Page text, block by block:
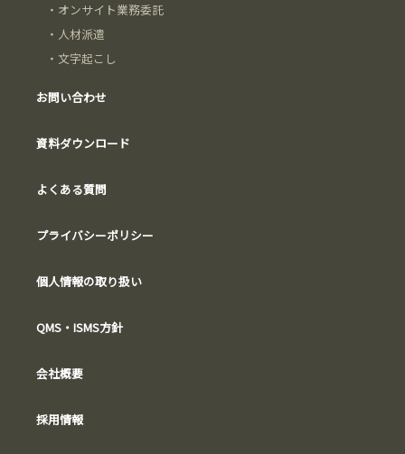
・ オンサイト業務委託
・ 人材派遣
・ 文字起こし
お問い合わせ
資料ダウンロード
よくある質問
プライバシーポリシー
個人情報の取り扱い
QMS・ISMS方針
会社概要
採用情報